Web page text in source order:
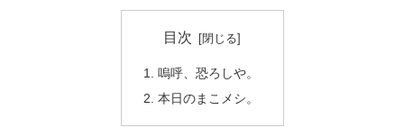
目次
嗚呼、恐ろしや。
本日のまこメシ。